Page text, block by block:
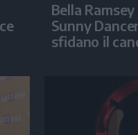
Bella
Sunny
sfidano il